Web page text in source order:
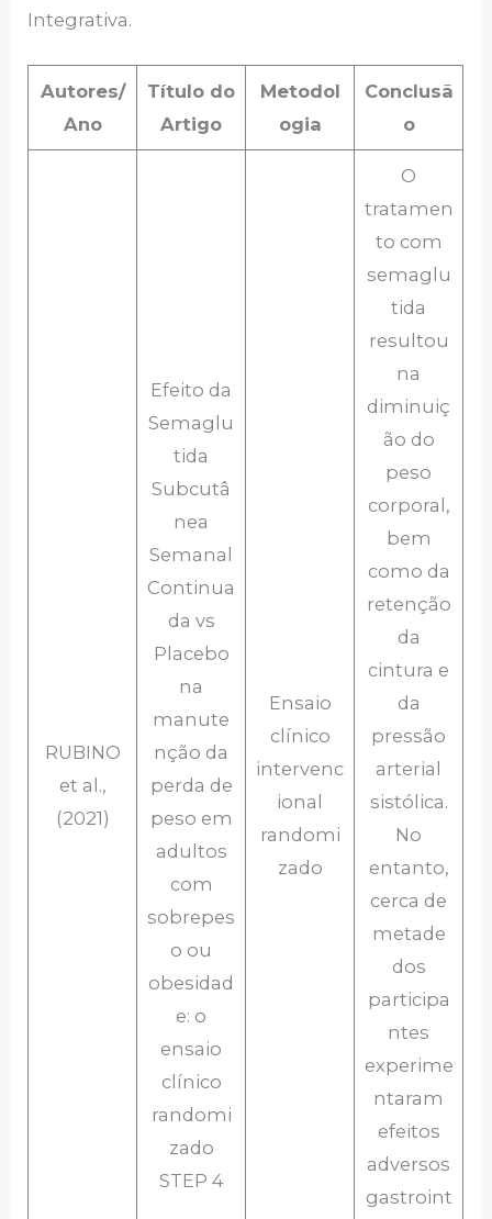
Integrativa.
Autores/
Ano
Título do
Artigo
Metodol
ogia
Conclusã
o
RUBINO
et al.,
(2021)
Efeito da
Semaglu
tida
Subcutâ
nea
Semanal
Continua
da vs
Placebo
na
manute
nção da
perda de
peso em
adultos
com
sobrepes
o ou
obesidad
e: o
ensaio
clínico
randomi
zado
STEP 4
Ensaio
clínico
intervenc
ional
randomi
zado
O
tratamen
to com
semaglu
tida
resultou
na
diminuiç
ão do
peso
corporal,
bem
como da
retenção
da
cintura e
da
pressão
arterial
sistólica.
No
entanto,
cerca de
metade
dos
participa
ntes
experime
ntaram
efeitos
adversos
gastroint